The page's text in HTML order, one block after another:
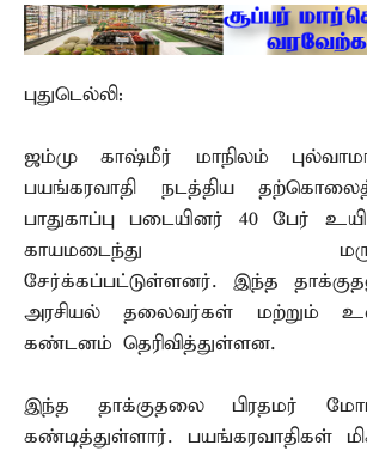
புதுடெல்லி:
ஜம்மு காஷ்மீர் மாநிலம்
பயங்கரவாதி நடத்திய
பாதுகாப்பு படையினர் 40 பேர்
காயமடைந்து
சேர்க்கப்பட்டுள்ளனர். இந்த
அரசியல் தலைவர்கள் மற்றும்
கண்டனம் தெரிவித்துள்ளன.
இந்த தாக்குதலை பிரதமர்
கண்டித்துள்ளார். பயங்கரவாதிகள்